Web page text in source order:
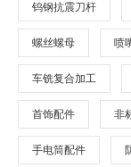
钨钢抗震刀杆
螺丝螺母 喷
车铣复合加工
首饰配件 非
手电筒配件